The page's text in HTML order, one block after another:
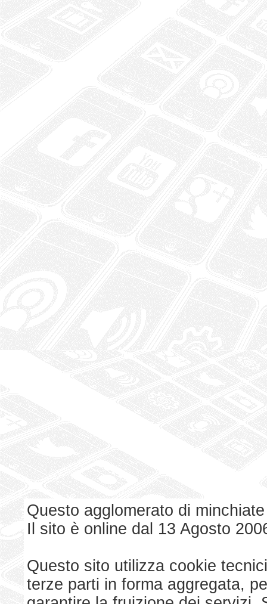
Questo agglomerato di
Il sito è online dal 13 Agosto
Questo sito utilizza cookie
terze parti in forma aggregata,